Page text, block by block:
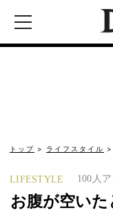
トップ ライフスタイル
LIFESTYLE 100人
お腹が空い